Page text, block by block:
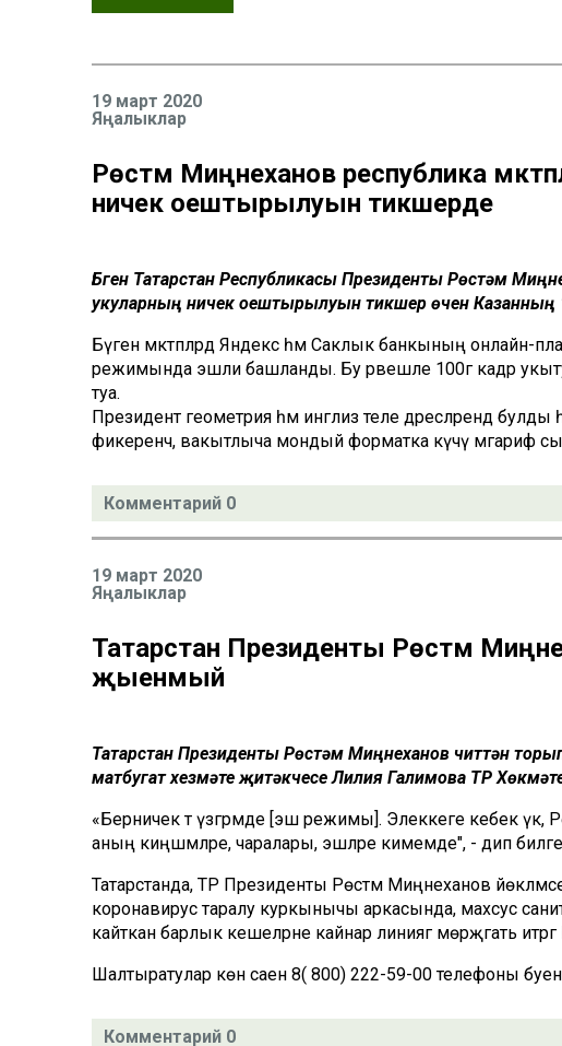
19 март 2020
Яңалыклар
Рөстәм Миңнеханов республика
ничек оештырылуын тикшерде
Бүген Татарстан Республикасы Президенты Рөстәм
укуларның ничек оештырылуын тикшерү өчен Казанның
Бүген мәктәпләрдә Яндекс һәм Саклык банкының онлайн-
режимында эшли башланды. Бу рәвешле 100гә кадәр
туа.
Президент геометрия һәм инглиз теле дәресләрендә
фикеренчә, вакытлыча мондый форматка күчү мәгариф
Комментарий 0
19 март 2020
Яңалыклар
Татарстан Президенты Рөстәм
җыенмый
Татарстан Президенты Рөстәм Миңнеханов читтән
матбугат хезмәте җитәкчесе Лилия Галимова ТР
«Берничек тә үзгәрмәде [эш режимы]. Элеккеге кебек үк,
аның киңәшмәләре, чаралары, эшләре кимемәде", - дип
Татарстанда, ТР Президенты Рөстәм Миңнеханов
коронавирус таралу куркынычы аркасында, махсус
кайткан барлык кешеләрне кайнар линиягә мөрәҗәгать итәргә
Шалтыратулар көн саен 8( 800) 222-59-00 телефоны
Комментарий 0